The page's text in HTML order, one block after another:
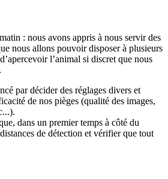
: nous avons appris à nous servir des
nous allons pouvoir disposer à plusieurs
l’animal si discret que nous
par décider des réglages divers et
de nos pièges (qualité des images,
dans un premier temps à côté du
de détection et vérifier que tout